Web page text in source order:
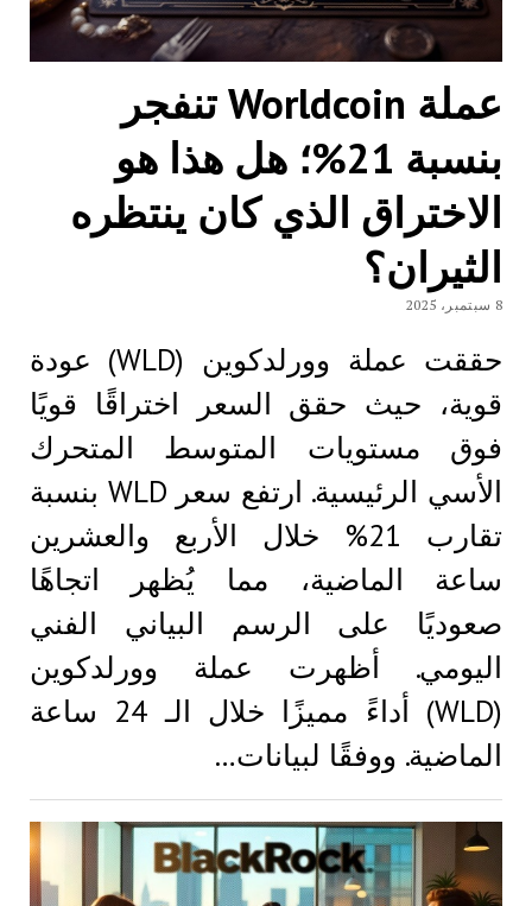
عملة Worldcoin تنفجر
بنسبة 21%؛ هل هذا هو
الاختراق الذي كان ينتظره
الثيران؟
8 سبتمبر، 2025
حققت عملة وورلدكوين (WLD) عودة
قوية، حيث حقق السعر اختراقًا قويًا
فوق مستويات المتوسط ​​المتحرك
الأسي الرئيسية. ارتفع سعر WLD بنسبة
تقارب 21% خلال الأربع والعشرين
ساعة الماضية، مما يُظهر اتجاهًا
صعوديًا على الرسم البياني الفني
اليومي. أظهرت عملة وورلدكوين
(WLD) أداءً مميزًا خلال الـ 24 ساعة
الماضية. ووفقًا لبيانات…